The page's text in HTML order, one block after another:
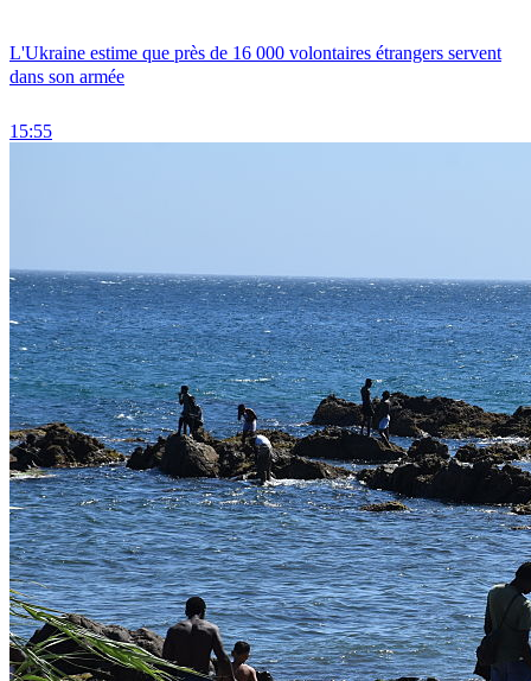
L'Ukraine estime que près de 16 000 volontaires étrangers servent
dans son armée
15:55